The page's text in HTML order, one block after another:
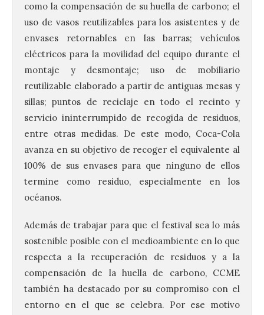
como la compensación de su huella de carbono; el
uso de vasos reutilizables para los asistentes y de
envases retornables en las barras; vehículos
eléctricos para la movilidad del equipo durante el
montaje y desmontaje; uso de mobiliario
reutilizable elaborado a partir de antiguas mesas y
sillas; puntos de reciclaje en todo el recinto y
servicio ininterrumpido de recogida de residuos,
entre otras medidas. De este modo, Coca-Cola
avanza en su objetivo de recoger el equivalente al
100% de sus envases para que ninguno de ellos
termine como residuo, especialmente en los
océanos.
Además de trabajar para que el festival sea lo más
sostenible posible con el medioambiente en lo que
respecta a la recuperación de residuos y a la
compensación de la huella de carbono, CCME
también ha destacado por su compromiso con el
entorno en el que se celebra. Por ese motivo
120 jóvenes completan su
formación en robótica y
entornos digitales en un
nuevo curso de los
Campamentos Salamanca
Tech
Los Campamentos
Salamanca Tech, que se
desarrollan hasta el 4 de
septiembre en nueve
turnos semanales con
capacidad para 120 niños cada uno. Un
total de 120 menores han recibido su